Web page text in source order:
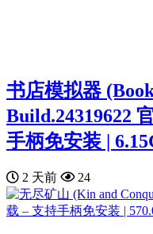
书店模拟器
Build.24319622
手柄免安装 |
2 天前 24